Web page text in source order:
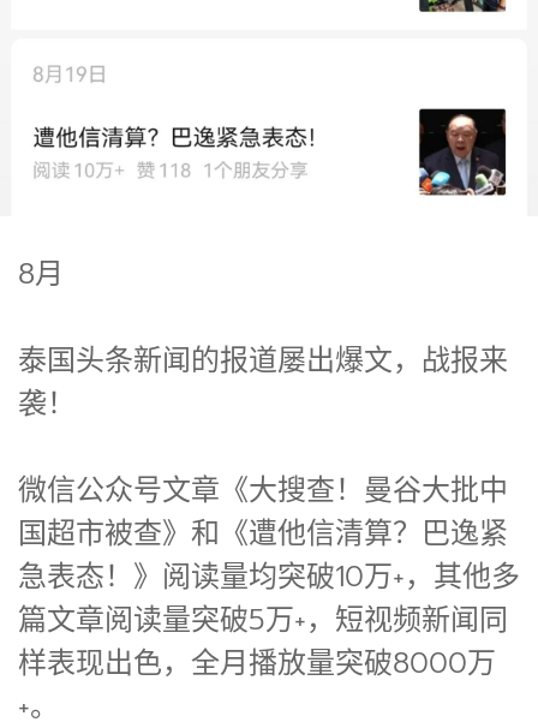
8月
泰国头条新闻的报道屡出爆文，战报来
袭！
微信公众号文章《大搜查！曼谷大批中
国超市被查》和《遭他信清算？巴逸紧
急表态！》阅读量均突破10万+，其他多
篇文章阅读量突破5万+，短视频新闻同
样表现出色，全月播放量突破8000万
+。